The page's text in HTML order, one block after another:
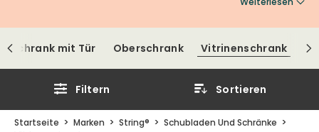
Schrank mit Tür Oberschrank Vitrinenschrank
Filtern Sortieren
Startseite Marken String®
Schubladen Und Schränke